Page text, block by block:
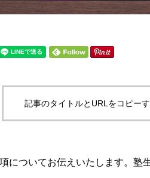
記事のタイトルとURLをコピー
についてお伝えいたします。塾